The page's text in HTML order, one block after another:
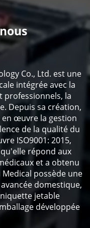
Co., Ltd. est une
intégrée avec la
professionnels, la
Depuis sa création,
œuvre la gestion
de la qualité du
ISO9001: 2015,
répond aux
et a obtenu
Medical possède une
domestique,
jetable
développée